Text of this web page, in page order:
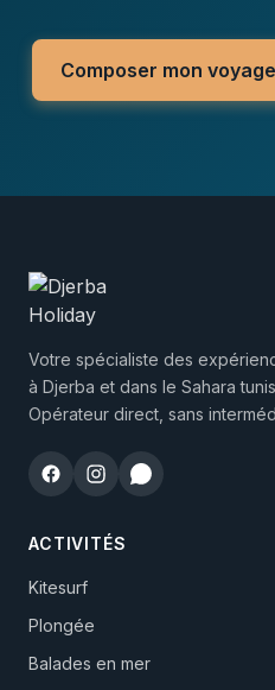
Composer mon voyage
Votre spécialiste des
à Djerba et dans le Sahara
Opérateur direct, sans
ACTIVITÉS
Kitesurf
Plongée
Balades en mer